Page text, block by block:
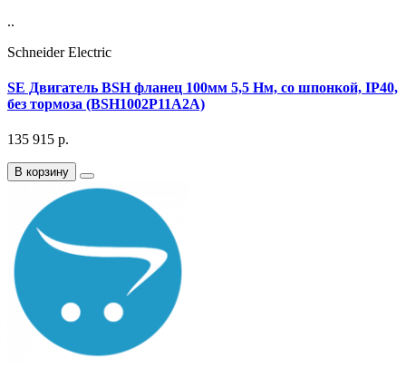
..
Schneider Electric
SE Двигатель BSH фланец 100мм 5,5 Нм, со шпонкой, IP40,
без тормоза (BSH1002P11A2A)
135 915 р.
В корзину